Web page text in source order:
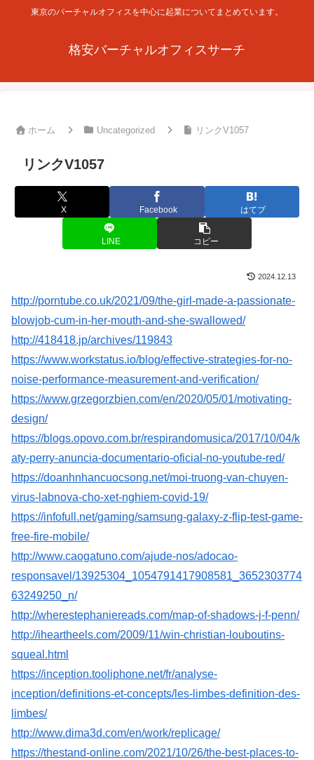
東京のバーチャルオフィスを中心に起業についてまとめています。
格安バーチャルオフィスサーチ
ホーム Uncategorized リンクV1057
リンクV1057
X Facebook はてブ
LINE コピー
2024.12.13
http://porntube.co.uk/2021/09/the-girl-made-a-passionate-
blowjob-cum-in-her-mouth-and-she-swallowed/
http://418418.jp/archives/119843
https://www.workstatus.io/blog/effective-strategies-for-no-
noise-performance-measurement-and-verification/
https://www.grzegorzbien.com/en/2020/05/01/motivating-
design/
https://blogs.opovo.com.br/respirandomusica/2017/10/04/k
aty-perry-anuncia-documentario-oficial-no-youtube-red/
https://doanhnhancuocsong.net/moi-truong-van-chuyen-
virus-labnova-cho-xet-nghiem-covid-19/
https://infofull.net/gaming/samsung-galaxy-z-flip-test-game-
free-fire-mobile/
http://www.caogatuno.com/ajude-nos/adocao-
responsavel/13925304_1054791417908581_3652303774
63249250_n/
http://wherestephaniereads.com/map-of-shadows-j-f-penn/
http://iheartheels.com/2009/11/win-christian-louboutins-
squeal.html
https://inception.tooliphone.net/fr/analyse-
inception/definitions-et-concepts/les-limbes-definition-des-
limbes/
http://www.dima3d.com/en/work/replicage/
https://thestand-online.com/2021/10/26/the-best-places-to-